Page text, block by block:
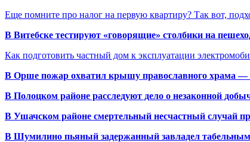
Еще помните про налог на первую квартиру? Так вот,
В Витебске тестируют «говорящие» столбики на
Как подготовить частный дом к эксплуатации
В Орше пожар охватил крышу православного храма —
В Полоцком районе расследуют дело о незаконной
В Ушачском районе смертельный несчастный случай
В Шумилино пьяный задержанный завладел